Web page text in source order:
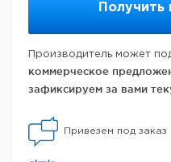
Получить
Производитель может
коммерческое
зафиксируем за вами
Привезем под заказ